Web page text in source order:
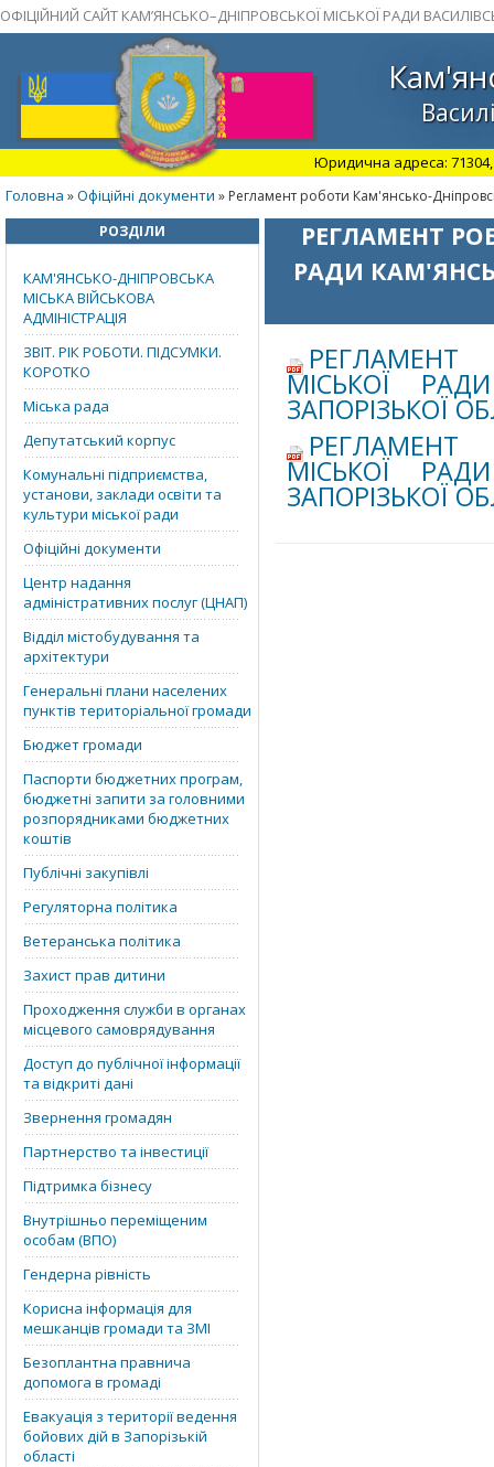
ОФІЦІЙНИЙ САЙТ КАМ’ЯНСЬКО–ДНІПРОВСЬКОЇ МІСЬКОЇ РАДИ
Юридична адреса: 71304,
Головна »Офіційні документи » Регламент роботи Кам'янсько-
РОЗДІЛИ
КАМ'ЯНСЬКО-ДНІПРОВСЬКА
МІСЬКА ВІЙСЬКОВА
АДМІНІСТРАЦІЯ
ЗВІТ. РІК РОБОТИ. ПІДСУМКИ.
КОРОТКО
Міська рада
Депутатський корпус
Комунальні підприємства,
установи, заклади освіти та
культури міської ради
Офіційні документи
Центр надання
адміністративних послуг (ЦНАП)
Відділ містобудування та
архітектури
Генеральні плани населених
пунктів територіальної громади
Бюджет громади
Паспорти бюджетних програм,
бюджетні запити за головними
розпорядниками бюджетних
коштів
Публічні закупівлі
Регуляторна політика
Ветеранська політика
Захист прав дитини
Проходження служби в органах
місцевого самоврядування
Доступ до публічної інформації
та відкриті дані
Звернення громадян
Партнерство та інвестиції
Підтримка бізнесу
Внутрішньо переміщеним
особам (ВПО)
Гендерна рівність
Корисна інформація для
мешканців громади та ЗМІ
Безоплантна правнича
допомога в громаді
Евакуація з території ведення
бойових дій в Запорізькій
області
РЕГЛАМЕНТ
РАДИ
РЕГЛАМЕНТ
МІСЬКОЇ
ЗАПОРІЗЬКОЇ
РЕГЛАМЕНТ
МІСЬКОЇ
ЗАПОРІЗЬКОЇ